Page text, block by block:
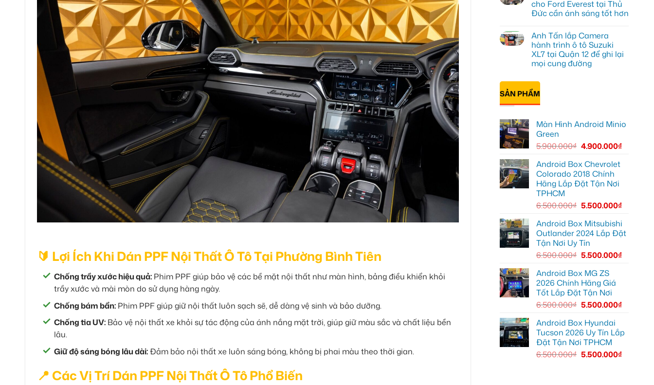
🔰 Lợi Ích Khi Dán PPF Nội Thất Ô Tô Tại Phường Bình Tiên
Chống trầy xước hiệu quả: Phim PPF giúp bảo vệ các bề mặt nội thất như màn hình, bảng điều khiển khỏi
trầy xước và mài mòn do sử dụng hàng ngày.
Chống bám bẩn: Phim PPF giúp giữ nội thất luôn sạch sẽ, dễ dàng vệ sinh và bảo dưỡng.
Chống tia UV: Bảo vệ nội thất xe khỏi sự tác động của ánh nắng mặt trời, giúp giữ màu sắc và chất liệu bền
lâu.
Giữ độ sáng bóng lâu dài:Đảm bảo nội thất xe luôn sáng bóng, không bị phai màu theo thời gian.
📍 Các Vị Trí Dán PPF Nội Thất Ô Tô Phổ Biến
12
ô
tô
Minio
Suzuki
XL7
tại
Quận
9
vì
zin
tiện
ở
Anh
Android
box
Geely
EX2
tại
Quận
cấp
giải
trí
cho Ford Everest tại Thủ
Đức cần ánh sáng tốt hơn
bình
luận
ở
Chú
Bảy
độ
gầm
tô
cho
Ford
Thủ
Đức
cần
ánh
sáng
hơn
Anh Tấn lắp Camera
hành trình ô tô Suzuki
XL7 tại Quận 12 để ghi lại
mọi cung đường
có
luận
ở
Anh
Camera
hành
trình
XL7
tại
Quận
ghi
mọi
SẢN PHẨM
Màn Hình Android Minio
Green
5.900.000₫ 4.900.000₫
Android Box Chevrolet
Colorado 2018 Chính
Hãng Lắp Đặt Tận Nơi
TPHCM
6.500.000₫ 5.500.000₫
Android Box Mitsubishi
Outlander 2024 Lắp Đặt
Tận Nơi Uy Tín
6.500.000₫ 5.500.000₫
Android Box MG ZS
2026 Chính Hãng Giá
Tốt Lắp Đặt Tận Nơi
6.500.000₫ 5.500.000₫
Android Box Hyundai
Tucson 2026 Uy Tín Lắp
Đặt Tận Nơi TPHCM
6.500.000₫ 5.500.000₫